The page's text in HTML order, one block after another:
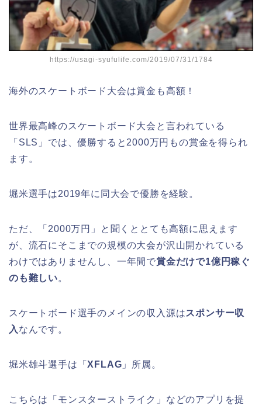
https://usagi-syufulife.com/2019/07/31/1784
海外のスケートボード大会は賞金も高額！
世界最高峰のスケートボード大会と言われている
「SLS」では、優勝すると2000万円もの賞金を得られ
ます。
堀米選手は2019年に同大会で優勝を経験。
ただ、「2000万円」と聞くととても高額に思えます
が、流石にそこまでの規模の大会が沢山開かれている
わけではありませんし、一年間で賞金だけで1億円稼ぐ
のも難しい。
スケートボード選手のメインの収入源はスポンサー収
入 なんです。
堀米雄斗選手は「XFLAG 」所属。
こちらは「モンスターストライク」などのアプリを提